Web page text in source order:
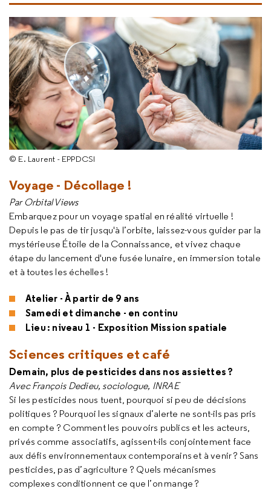
© E. Laurent - EPPDCSI
Voyage - Décollage !
Par Orbital Views
Embarquez pour un voyage spatial en réalité virtuelle !
Depuis le pas de tir jusqu'à l’orbite, laissez-vous guider par la
mystérieuse Étoile de la Connaissance, et vivez chaque
étape du lancement d'une fusée lunaire, en immersion totale
et à toutes les échelles !
Atelier - À partir de 9 ans
Samedi et dimanche - en continu
Lieu : niveau 1 - Exposition Mission spatiale
Sciences critiques et café
Demain, plus de pesticides dans nos assiettes ?
Avec François Dedieu, sociologue, INRAE
Si les pesticides nous tuent, pourquoi si peu de décisions
politiques ? Pourquoi les signaux d’alerte ne sont-ils pas pris
en compte ? Comment les pouvoirs publics et les acteurs,
privés comme associatifs, agissent-ils conjointement face
aux défis environnementaux contemporains et à venir ? Sans
pesticides, pas d’agriculture ? Quels mécanismes
complexes conditionnent ce que l’on mange ?